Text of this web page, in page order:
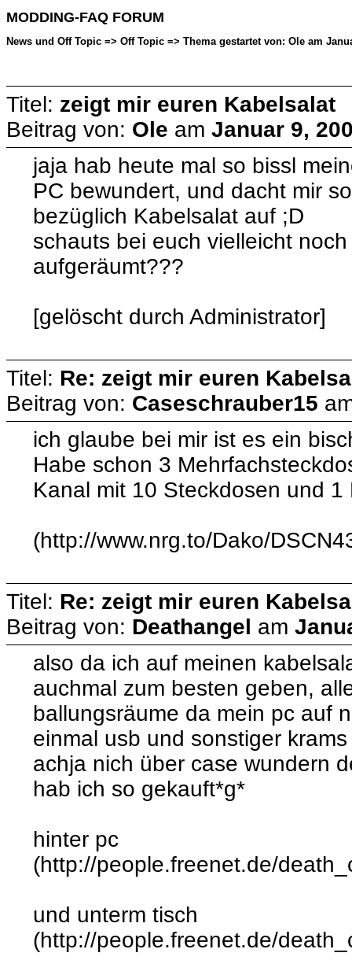
MODDING-FAQ FORUM
News und Off Topic => Off Topic => Thema gestartet von: Ole am
Titel: zeigt mir euren Kabelsalat
Beitrag von: Ole am Januar 9,
jaja hab heute mal so bissl
PC bewundert, und dacht mir
bezüglich Kabelsalat auf ;D
schauts bei euch vielleicht
aufgeräumt???
[gelöscht durch Administrator]
Titel: Re: zeigt mir euren
Beitrag von: Caseschrauber15
ich glaube bei mir ist es ein
Habe schon 3
Kanal mit 10 Steckdosen und
(http://www.nrg.to/Dako/
Titel: Re: zeigt mir euren
Beitrag von: Deathangel am
also da ich auf meinen
auchmal zum besten geben,
ballungsräume da mein pc auf
einmal usb und sonstiger
achja nich über case wundern
hab ich so gekauft*g*
hinter pc
(http://people.freenet.de/
und unterm tisch
(http://people.freenet.de/